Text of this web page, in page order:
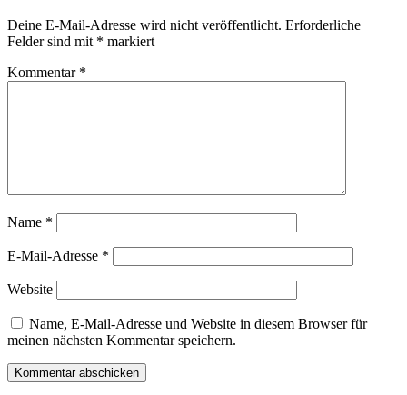
Deine E-Mail-Adresse wird nicht veröffentlicht. Erforderliche
Felder sind mit * markiert
Kommentar *
Name *
E-Mail-Adresse *
Website
Name, E-Mail-Adresse und Website in diesem Browser für
meinen nächsten Kommentar speichern.